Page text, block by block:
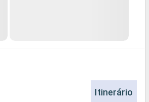
Itinerário